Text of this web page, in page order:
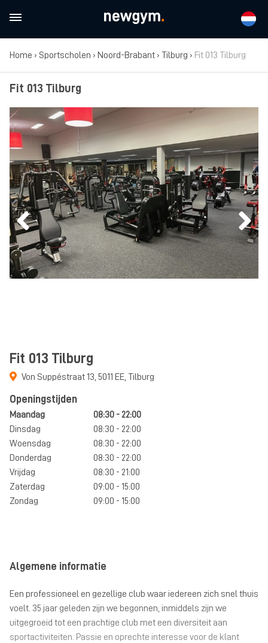
Home › Sportscholen › Noord-Brabant › Tilburg › Fit 013 Tilburg
Fit 013 Tilburg
Fit 013 Tilburg
Von Suppéstraat 13, 5011 EE, Tilburg
Openingstijden
Maandag
08:30 - 22:00
Dinsdag
08:30 - 22:00
Woensdag
08:30 - 22:00
Donderdag
08:30 - 22:00
Vrijdag
08:30 - 21:00
Zaterdag
09:00 - 15:00
Zondag
09:00 - 15:00
Algemene informatie
Een professioneel en gezellige club waar iedereen zich snel thuis
voelt. 35 jaar geleden zijn we begonnen, inmiddels zijn we
uitgegroeid tot een prachtige club met een diversiteit aan
sportactiviteiten. Passie en oprechte interesse voor de klant